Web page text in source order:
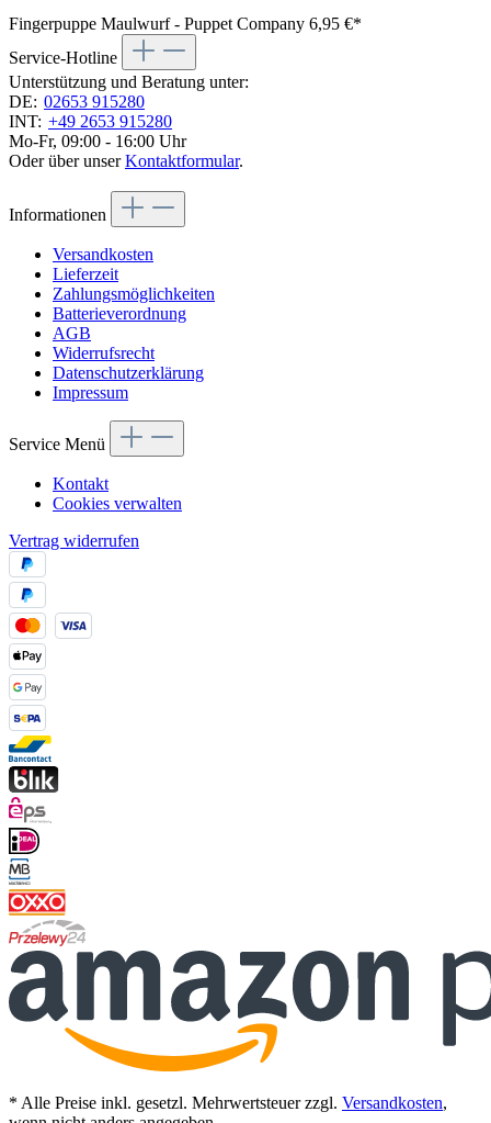
Fingerpuppe Maulwurf - Puppet Company 6,95 €*
Service-Hotline
Unterstützung und Beratung unter:
DE: 02653 915280
INT: +49 2653 915280
Mo-Fr, 09:00 - 16:00 Uhr
Oder über unserKontaktformular.
Informationen
Versandkosten
Lieferzeit
Zahlungsmöglichkeiten
Batterieverordnung
AGB
Widerrufsrecht
Datenschutzerklärung
Impressum
Service Menü
Kontakt
Cookies verwalten
Vertrag widerrufen
* Alle Preise inkl. gesetzl. Mehrwertsteuer zzgl. Versandkosten,